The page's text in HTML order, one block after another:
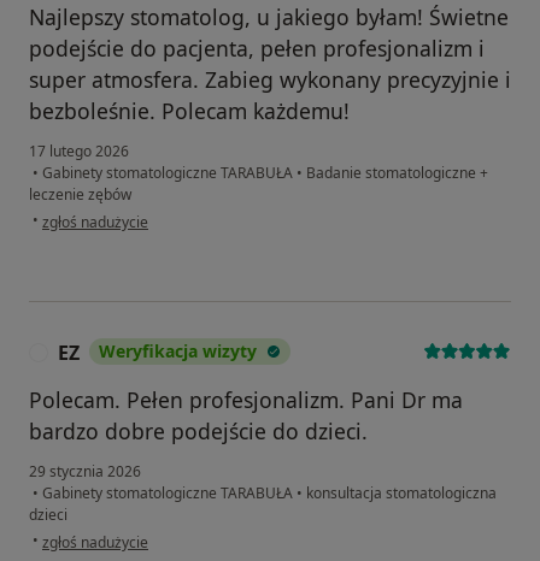
Najlepszy stomatolog, u jakiego byłam! Świetne
podejście do pacjenta, pełen profesjonalizm i
super atmosfera. Zabieg wykonany precyzyjnie i
bezboleśnie. Polecam każdemu!
17 lutego 2026
• Gabinety stomatologiczne TARABUŁA • Badanie stomatologiczne +
leczenie zębów
• w opinii użytkownika Anna
zgłoś nadużycie
EZ Weryfikacja wizyty
Polecam. Pełen profesjonalizm. Pani Dr ma
bardzo dobre podejście do dzieci.
29 stycznia 2026
• Gabinety stomatologiczne TARABUŁA • konsultacja stomatologiczna
dzieci
• w opinii użytkownika EZ
zgłoś nadużycie